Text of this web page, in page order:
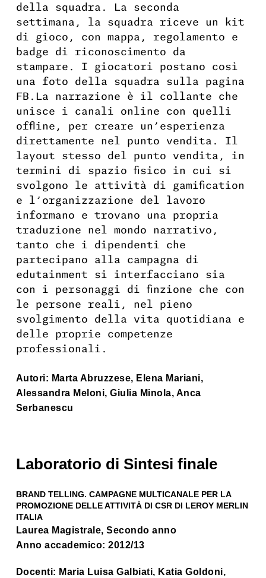
della squadra. La seconda
settimana, la squadra riceve un kit
di gioco, con mappa, regolamento e
badge di riconoscimento da
stampare. I giocatori postano così
una foto della squadra sulla pagina
FB.La narrazione è il collante che
unisce i canali online con quelli
offline, per creare un’esperienza
direttamente nel punto vendita. Il
layout stesso del punto vendita, in
termini di spazio fisico in cui si
svolgono le attività di gamification
e l’organizzazione del lavoro
informano e trovano una propria
traduzione nel mondo narrativo,
tanto che i dipendenti che
partecipano alla campagna di
edutainment si interfacciano sia
con i personaggi di finzione che con
le persone reali, nel pieno
svolgimento della vita quotidiana e
delle proprie competenze
professionali.
Autori: Marta Abruzzese, Elena Mariani,
Alessandra Meloni, Giulia Minola, Anca
Serbanescu
Laboratorio di Sintesi finale
BRAND TELLING. CAMPAGNE MULTICANALE PER LA
PROMOZIONE DELLE ATTIVITÀ DI CSR DI LEROY MERLIN
ITALIA
Laurea Magistrale, Secondo anno
Anno accademico: 2012/13
Docenti: Maria Luisa Galbiati, Katia Goldoni,